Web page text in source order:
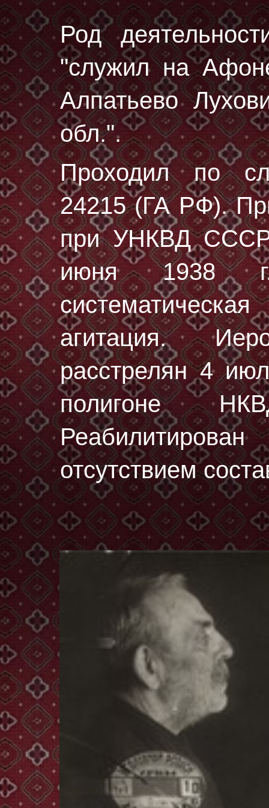
Род
"служил на
Алпатьево
обл.".
Проходил по
24215 (ГА РФ).
при УНКВД СССР
июня 1938
агитация.
расстрелян4
полигоне
отсутствием